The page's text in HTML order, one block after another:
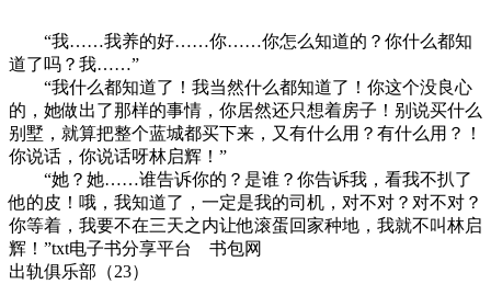
“我……我养的好……你……你怎么知道的？你什么都知
道了吗？我……”
“我什么都知道了！我当然什么都知道了！你这个没良心
的，她做出了那样的事情，你居然还只想着房子！别说买什么
别墅，就算把整个蓝城都买下来，又有什么用？有什么用？！
你说话，你说话呀林启辉！”
“她？她……谁告诉你的？是谁？你告诉我，看我不扒了
他的皮！哦，我知道了，一定是我的司机，对不对？对不对？
你等着，我要不在三天之内让他滚蛋回家种地，我就不叫林启
辉！”txt电子书分享平台 书包网
出轨俱乐部（23）